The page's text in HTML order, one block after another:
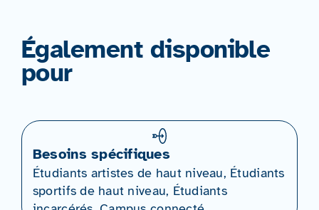
Également disponible
pour
Besoins spécifiques
Étudiants artistes de haut niveau, Étudiants
sportifs de haut niveau, Étudiants